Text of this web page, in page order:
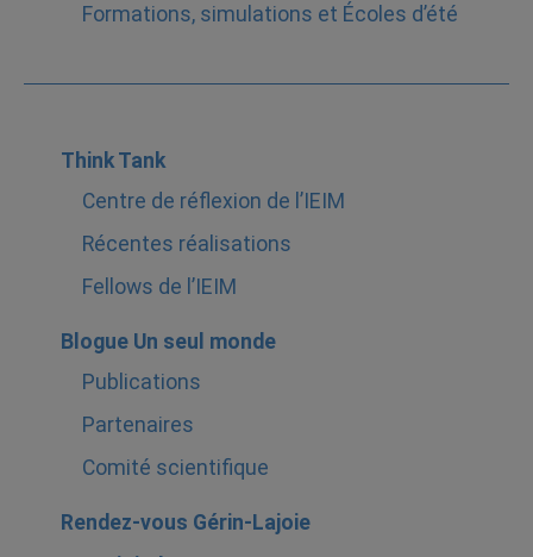
Formations, simulations et Écoles d’été
Think Tank
Centre de réflexion de l’IEIM
Récentes réalisations
Fellows de l’IEIM
Blogue Un seul monde
Publications
Partenaires
Comité scientifique
Rendez-vous Gérin-Lajoie